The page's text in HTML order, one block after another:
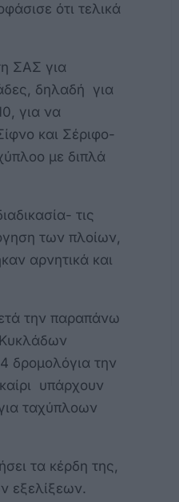
ότι τελικά
ΣΑΣ για
δηλαδή για
για να
και Σέριφο-
με διπλά
τις
των πλοίων,
αρνητικά και
την παραπάνω
δρομολόγια την
υπάρχουν
ταχύπλοων
τα κέρδη της,
εξελίξεων.